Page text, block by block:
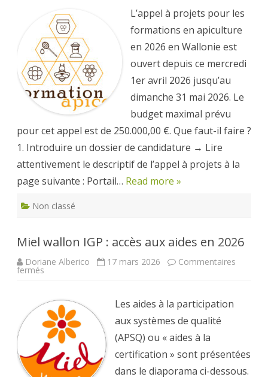
l’appel
à
projets
2026
pour
la
Wallonie
est
ouvert
!
L’appel à projets pour les
formations en apiculture
en 2026 en Wallonie est
ouvert depuis ce mercredi
1er avril 2026 jusqu’au
dimanche 31 mai 2026. Le
budget maximal prévu
pour cet appel est de 250.000,00 €. Que faut-il faire ?
1. Introduire un dossier de candidature → Lire
attentivement le descriptif de l’appel à projets à la
page suivante : Portail… Read more »
Non classé
Miel wallon IGP : accès aux aides en 2026
Doriane Alberico 17 mars 2026 Commentaires
fermés
:
accès
aux
aides
en
2026
Les aides à la participation
aux systèmes de qualité
(APSQ) ou « aides à la
certification » sont présentées
dans le diaporama ci-dessous.